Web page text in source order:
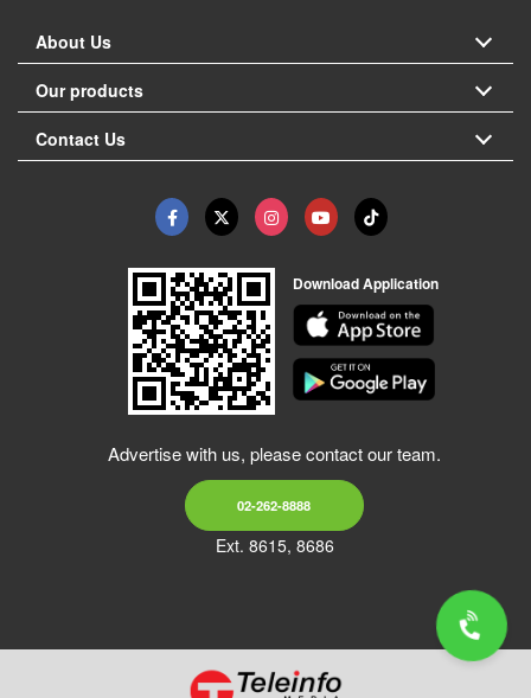
About Us
Our products
Contact Us
Download Application
Advertise with us, please contact our team.
02-262-8888
Ext. 8615, 8686